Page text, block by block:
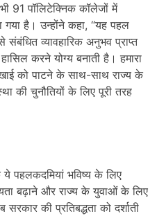
91 पॉलिटेक्निक कॉलेजों में
गया है। उन्होंने कहा, “यह पहल
से संबंधित व्यावहारिक अनुभव प्राप्त
करने योग्य बनाती है। हमारा
खाई को पाटने के साथ-साथ राज्य के
की चुनौतियों के लिए पूरी तरह
पहलकदमियां भविष्य के लिए
बढ़ाने और राज्य के युवाओं के लिए
की प्रतिबद्धता को दर्शाती